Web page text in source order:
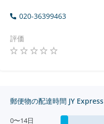
020-36399463
評価
郵便物の配達時間 JY Express
0〜14日